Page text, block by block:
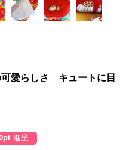
愛らしさ キュートに目
進呈